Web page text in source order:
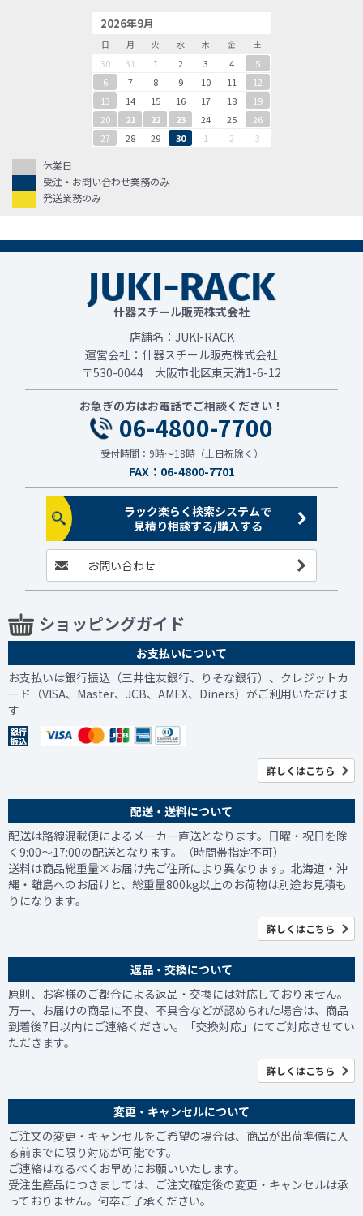
2026年9月
日 月 火 水 木 金 土
30 31 1 2 3 4
5
6
7 8 9 10 11
12
13
14 15 16 17 18
19
20
21 22 23 24 25
26
27
28 29 30 1 2 3
休業日
受注・お問い合わせ業務のみ
発送業務のみ
什器スチール販売株式会社
店舗名：JUKI-RACK
運営会社：什器スチール販売株式会社
〒530-0044 大阪市北区東天満1-6-12
お急ぎの方はお電話でご相談ください！
06-4800-7700
受付時間：9時～18時（土日祝除く）
FAX：06-4800-7701
ラック楽らく検索システムで
見積り相談する/購入する
お問い合わせ
ショッピングガイド
お支払いについて
お支払いは銀行振込（三井住友銀行、りそな銀行）、クレジットカ
ード（VISA、Master、JCB、AMEX、Diners）がご利用いただけま
す
詳しくはこちら
配送・送料について
配送は路線混載便によるメーカー直送となります。日曜・祝日を除
く9:00～17:00の配送となります。（時間帯指定不可）
送料は商品総重量×お届け先ご住所により異なります。北海道・沖
縄・離島へのお届けと、総重量800kg以上のお荷物は別途お見積も
りになります。
詳しくはこちら
返品・交換について
原則、お客様のご都合による返品・交換には対応しておりません。
万一、お届けの商品に不良、不具合などが認められた場合は、商品
到着後7日以内にご連絡ください。「交換対応」にてご対応させてい
ただきます。
詳しくはこちら
変更・キャンセルについて
ご注文の変更・キャンセルをご希望の場合は、商品が出荷準備に入
る前までに限り対応が可能です。
ご連絡はなるべくお早めにお願いいたします。
受注生産品につきましては、ご注文確定後の変更・キャンセルは承
っておりません。何卒ご了承ください。